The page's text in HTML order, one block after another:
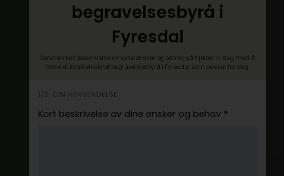
begravelsesbyrå i
Fyresdal
Send en kort beskrivelse av dine ønsker og behov, så hjelper vi deg med å
finne et kvalitetssikret begravelsesbyrå i Fyresdal som passer for deg.
h
e
1/2: DIN HENVENDELSE
Kort beskrivelse av dine ønsker og behov *